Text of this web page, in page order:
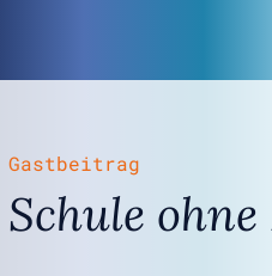
Gastbeitrag
Schule ohne